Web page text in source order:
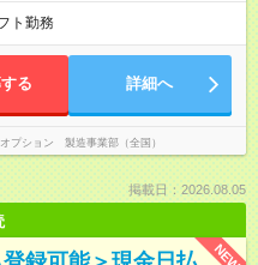
ト勤務
る 詳細へ
プション 製造事業部（全国）
掲載日：2026.08.05
NEW